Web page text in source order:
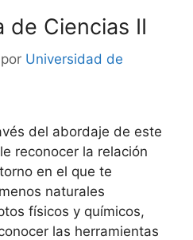
de Ciencias II
por Universidad de
del abordaje de este
reconocer la relación
en el que te
naturales
físicos y químicos,
las herramientas